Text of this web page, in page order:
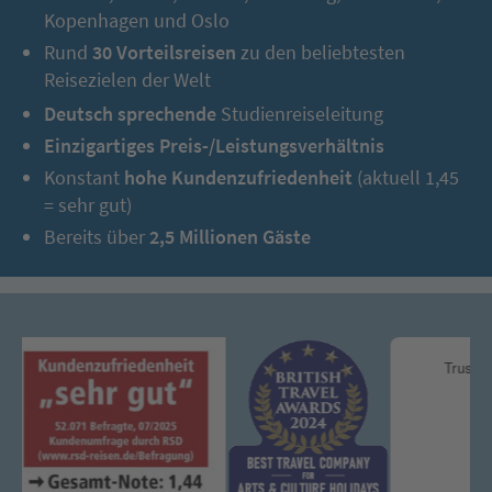
Budapest, ab.
4. Tag:
Budapest (UNESCO-Welterbe) – die Königin der
Donau
Kopenhagen und Oslo
Rund 30 Vorteilsreisen zu den beliebtesten
Reisezielen der Welt
Deutsch sprechende Studienreiseleitung
Einzigartiges Preis-/Leistungsverhältnis
Konstant hohe Kundenzufriedenheit (aktuell 1,45
= sehr gut)
Bereits über2,5 Millionen Gäste